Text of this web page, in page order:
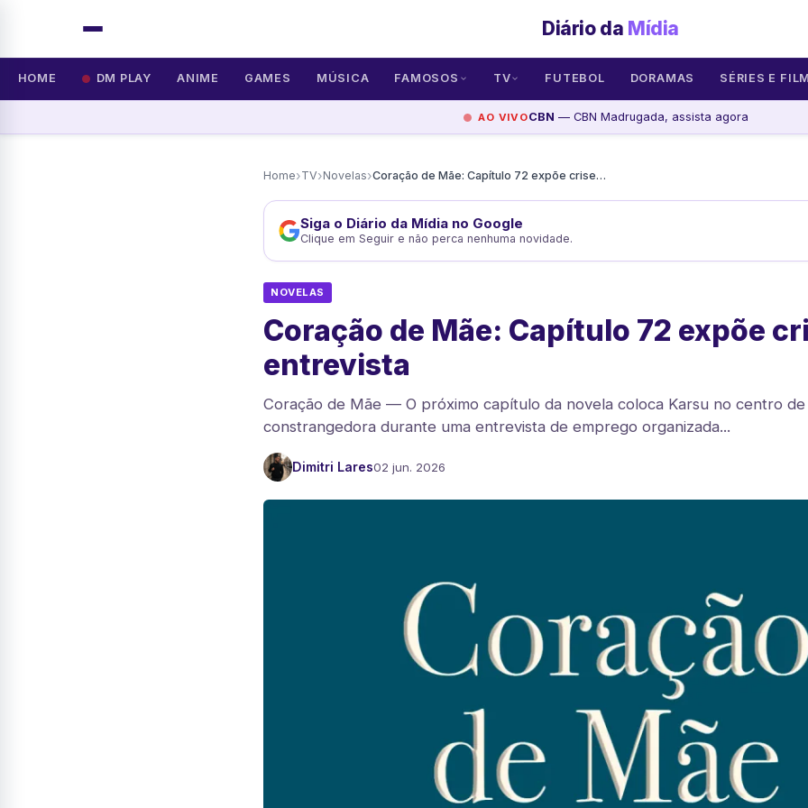
Diário da Mídia
HOME DM PLAY ANIME GAMES MÚSICA FAMOSOS TV FUTEBOL DORAMAS SÉRIES E
AO VIVOCBN — CBN Madrugada, assista agora
Home›TV›Novelas› Coração de Mãe: Capítulo 72 expõe crise em entrevista
Siga o Diário da Mídia no Google
Clique em Seguir e não perca nenhuma novidade.
NOVELAS
Coração de Mãe: Capítulo 72 expõe
entrevista
Coração de Mãe — O próximo capítulo da novela coloca Karsu no centro de
constrangedora durante uma entrevista de emprego organizada...
Dimitri Lares02 jun. 2026